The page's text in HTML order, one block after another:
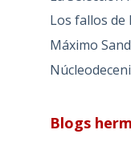
Los fallos de
Máximo
Blogs